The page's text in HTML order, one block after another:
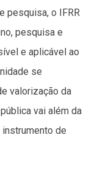
pesquisa, o IFRR
pesquisa e
e aplicável ao
se
valorização da
vai além da
de